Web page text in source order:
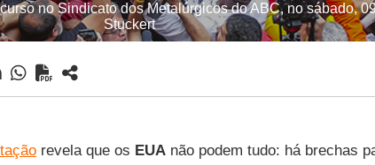
no Sindicato dos Metalúrgicos do ABC, no sábado,
Stuckert
revela que os EUAnão podem tudo: há brechas